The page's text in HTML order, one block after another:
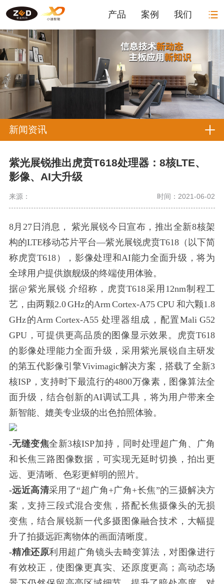
产品 案例 我们
新闻资讯
紫光展锐推出虎贲T618处理器：8核LTE、
影像、AI大升级
来源： 时间：2021-06-02
8月27日消息， 紫光展锐今日宣布，推出全新8核架
构的LTE移动芯片平台—紫光展锐虎贲T618（以下简
称虎贲T618），影像处理和AI能力全面升级，将为
全球用户提供旗舰级的终端使用体验。
据@紫光展锐 介绍称，虎贲T618采用12nm制程工
艺，由两颗2.0 GHz的Arm Cortex-A75 CPU 和六颗1.8
GHz的Arm Cortex-A55 处理器组成，配置Mali G52
GPU，可提供更高品质的图像显示效果。虎贲T618
的影像处理能力全面升级，采用紫光展锐自主研发
的第五代影像引擎Vivimagic解决方案，搭载了全新3
核ISP，支持时下最流行的4800万像素，图像算法全
面升级，结合创新的AI调试工具，将为用户带来全
新智能、媲美专业级的出色拍照体验。
-无缝变焦全新3核ISP加持，同时处理超广角、广角
和长焦三路图像数据，可实现无延时切换，拍出更
远、更清晰、色彩更鲜明的照片。
-远近高清采用了“超广角+广角+长焦”的三摄解决方
案，支持三段式混合变焦，搭配长焦摄像头的无损
变焦，结合展锐新一代多摄图像融合技术，大幅提
升了拍摄远距离物体的画面清晰度。
-精准还原利用超广角镜头去畸变算法，对图像进行
有效校正，使图像更真实、还原度更高；高动态场